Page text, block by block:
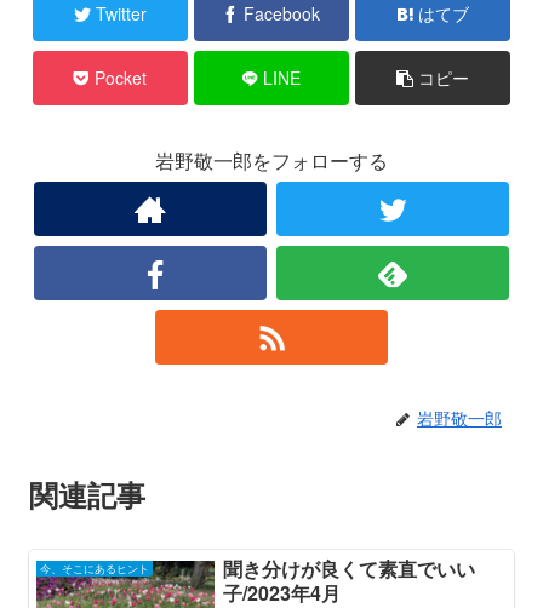
Twitter Facebook はてブ
Pocket LINE コピー
岩野敬一郎をフォローする
岩野敬一郎
関連記事
今、そこにあるヒント
聞き分けが良くて素直でいい
子/2023年4月